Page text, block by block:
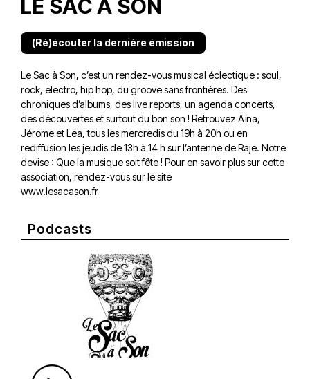
LE SAC À SON
(Ré)écouter la dernière émission
Le Sac à Son, c’est un rendez-vous musical éclectique : soul,
rock, electro, hip hop, du groove sans frontières. Des
chroniques d’albums, des live reports, un agenda concerts,
des découvertes et surtout du bon son ! Retrouvez Aïna,
Jérome et Lëa, tous les mercredis du 19h à 20h ou en
rediffusion les jeudis de 13h à 14 h sur l’antenne de Raje. Notre
devise : Que la musique soit fête ! Pour en savoir plus sur cette
association, rendez-vous sur le site
www.lesacason.fr
Podcasts